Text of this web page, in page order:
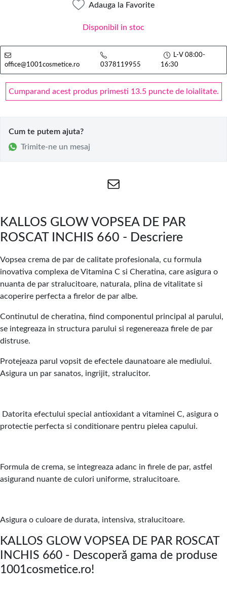
Adauga la Favorite
Disponibil in stoc
office@1001cosmetice.ro 0378119955
L-V 08:00-
16:30
Cumparand acest produs primesti 13.5 puncte de loialitate.
Cum te putem ajuta?
Trimite-ne un mesaj
KALLOS GLOW VOPSEA DE PAR
ROSCAT INCHIS 660 - Descriere
Vopsea crema de par de calitate profesionala, cu formula
inovativa complexa de Vitamina C si Cheratina, care asigura o
nuanta de par stralucitoare, naturala, plina de vitalitate si
acoperire perfecta a firelor de par albe.
Continutul de cheratina, fiind componentul principal al parului,
se integreaza in structura parului si regenereaza firele de par
distruse.
Protejeaza parul vopsit de efectele daunatoare ale mediului.
Asigura un par sanatos, ingrijit, stralucitor.
Datorita efectului special antioxidant a vitaminei C, asigura o
protectie perfecta si conditionare pentru pielea capului.
Formula de crema, se integreaza adanc in firele de par, astfel
asigurand nuante de culori uniforme, stralucitoare.
Asigura o culoare de durata, intensiva, stralucitoare.
KALLOS GLOW VOPSEA DE PAR ROSCAT
INCHIS 660 - Descoperă gama de produse
1001cosmetice.ro!